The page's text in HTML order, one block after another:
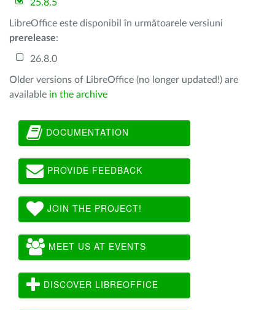
25.8.5
LibreOffice este disponibil în următoarele versiuni
prerelease:
26.8.0
Older versions of LibreOffice (no longer updated!) are
available in the archive
DOCUMENTATION
PROVIDE FEEDBACK
JOIN THE PROJECT!
MEET US AT EVENTS
DISCOVER LIBREOFFICE